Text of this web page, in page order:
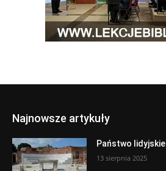
Najnowsze artykuły
Państwo lidyjskie
13 sierpnia 2025